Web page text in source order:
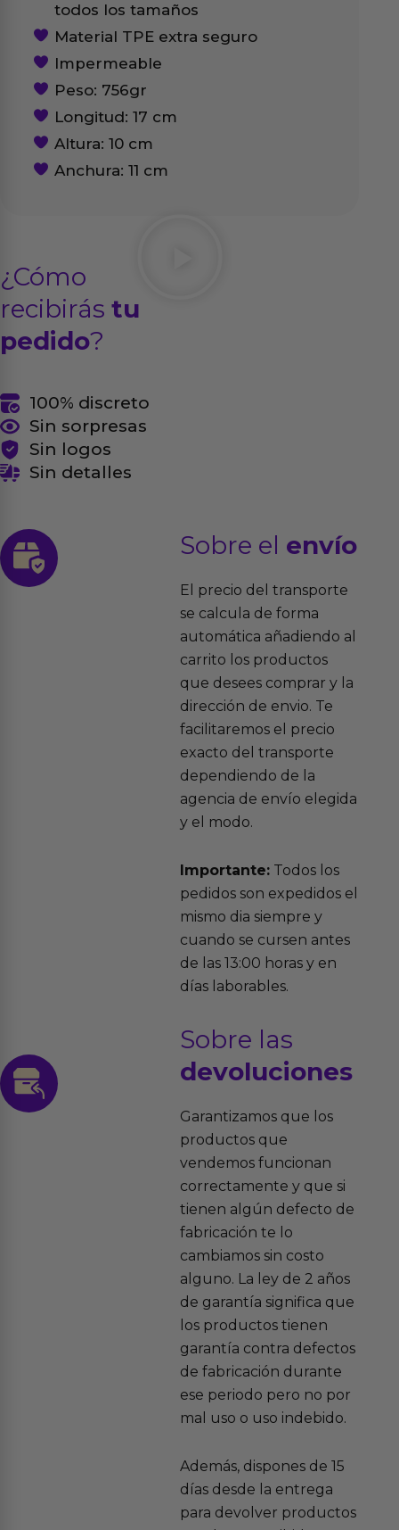
todos los tamaños
Material TPE extra seguro
Impermeable
Peso: 756gr
Longitud: 17 cm
Altura: 10 cm
Anchura: 11 cm
¿Cómo
recibirás tu
pedido?
100% discreto
Sin sorpresas
Sin logos
Sin detalles
Sobre el envío
El precio del transporte
se calcula de forma
automática añadiendo al
carrito los productos
que desees comprar y la
dirección de envio. Te
facilitaremos el precio
exacto del transporte
dependiendo de la
agencia de envío elegida
y el modo.
Importante:Todos los
pedidos son expedidos el
mismo dia siempre y
cuando se cursen antes
de las 13:00 horas y en
días laborables.
Sobre las
devoluciones
Garantizamos que los
productos que
vendemos funcionan
correctamente y que si
tienen algún defecto de
fabricación te lo
cambiamos sin costo
alguno. La ley de 2 años
de garantía significa que
los productos tienen
garantía contra defectos
de fabricación durante
ese periodo pero no por
mal uso o uso indebido.
Además, dispones de 15
días desde la entrega
para devolver productos